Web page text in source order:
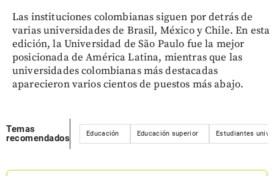
Las instituciones colombianas siguen por detrás de
varias universidades de Brasil, México y Chile. En esta
edición, la Universidad de São Paulo fue la mejor
posicionada de América Latina, mientras que las
universidades colombianas más destacadas
aparecieron varios cientos de puestos más abajo.
Temas
recomendados
Educación Educación superior Estudiantes